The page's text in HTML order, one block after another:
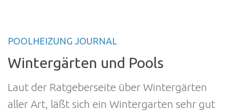
POOLHEIZUNG JOURNAL
Wintergärten und Pools
Laut der Ratgeberseite über Wintergärten
aller Art, läßt sich ein Wintergarten sehr gut